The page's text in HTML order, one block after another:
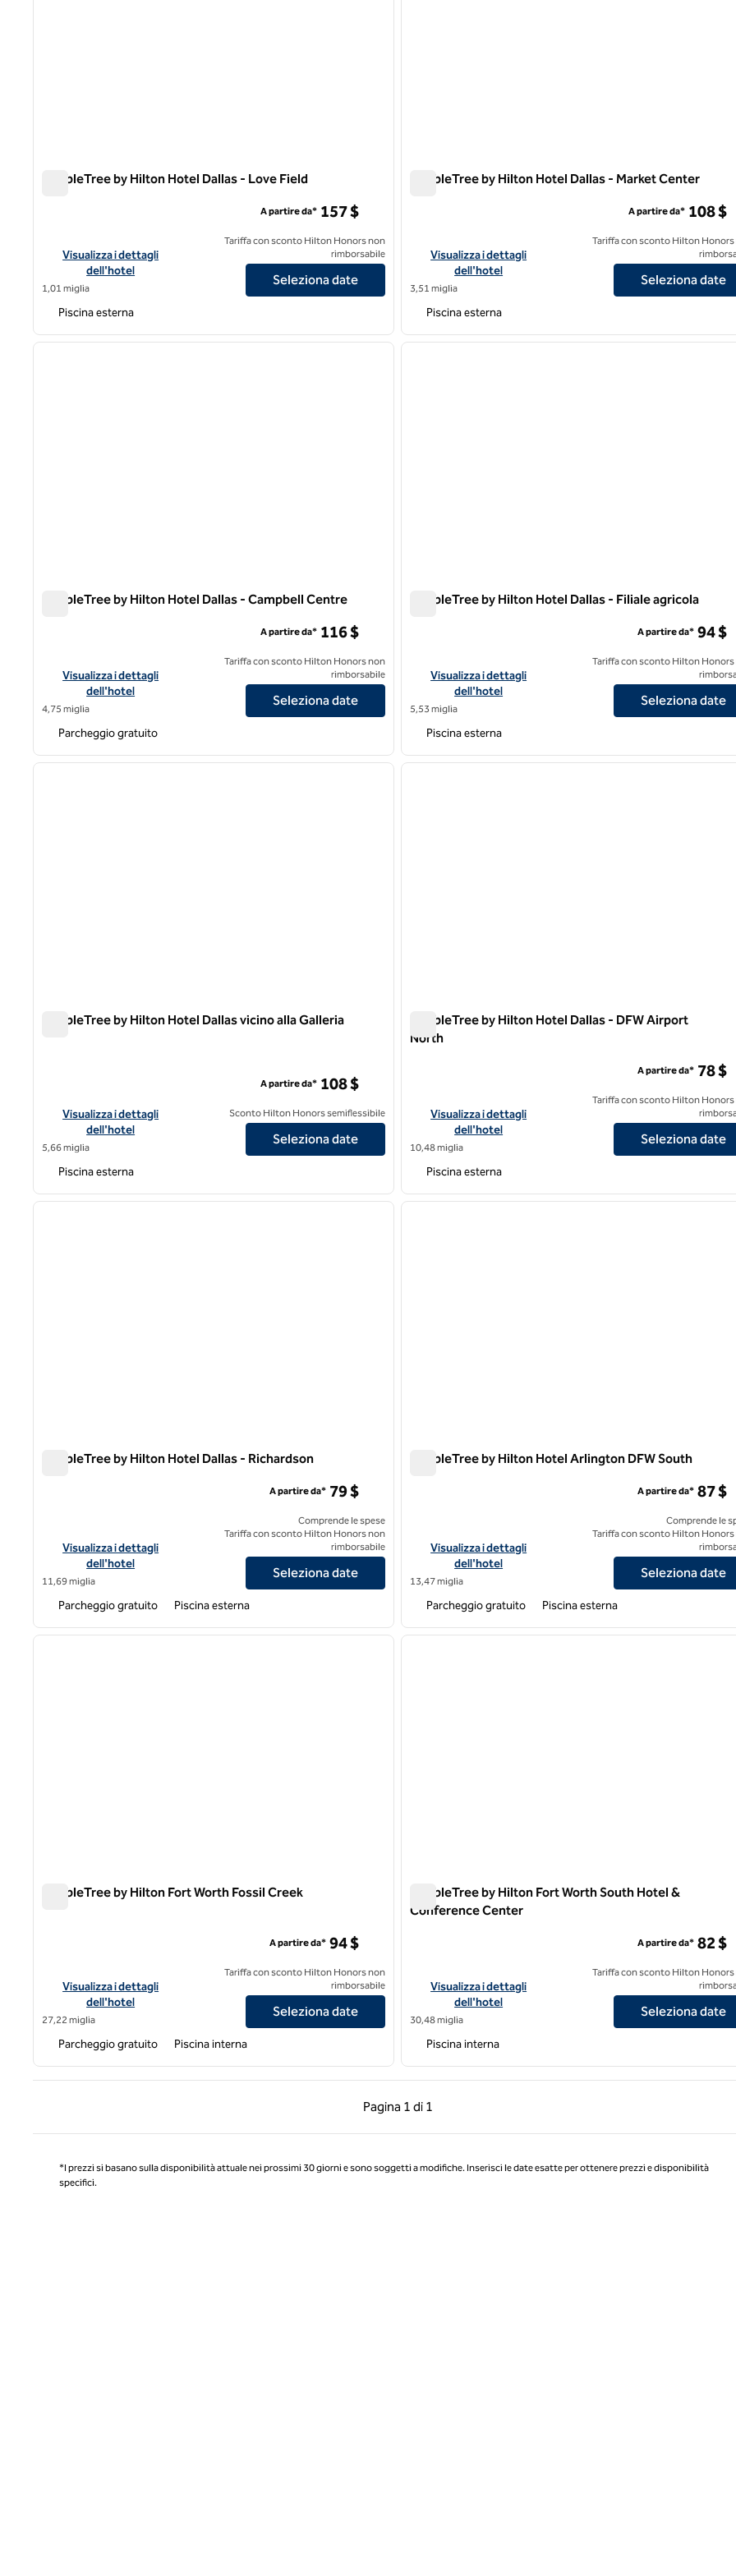
DoubleTree by Hilton Hotel Dallas - Love Field
Visualizza i dettagli dell'hotel DoubleTree by Hilton Hotel Dallas - Love Field
Visualizza i dettagli
dell'hotel
1,01 miglia
A partire da* 157 $
Tariffa con sconto Hilton Honors non
rimborsabile
Seleziona date
Piscina esterna
DoubleTree by Hilton Hotel Dallas - Market Center
Visualizza i dettagli dell'hotel DoubleTree by Hilton Hotel
Visualizza i dettagli
dell'hotel
3,51 miglia
A partire da* 108 $
Tariffa con sconto Hilton Honors
Seleziona date
Piscina esterna
1 di 12
immagine successiva
DoubleTree by Hilton Hotel Dallas - Campbell Centre
Visualizza i dettagli dell'hotel DoubleTree by Hilton Hotel Dallas - Campbell Centre
Visualizza i dettagli
dell'hotel
4,75 miglia
A partire da* 116 $
Tariffa con sconto Hilton Honors non
rimborsabile
Seleziona date
Parcheggio gratuito
1 di 12
DoubleTree by Hilton Hotel Dallas - Filiale agricola
Visualizza i dettagli dell'hotel DoubleTree by Hilton Hotel
Visualizza i dettagli
dell'hotel
5,53 miglia
A partire da* 94 $
Tariffa con sconto Hilton Honors
Seleziona date
Piscina esterna
1 di 11
immagine successiva
DoubleTree by Hilton Hotel Dallas vicino alla Galleria
Visualizza i dettagli dell'hotel DoubleTree by Hilton Hotel Dallas Near the Galleria
Visualizza i dettagli
dell'hotel
5,66 miglia
A partire da* 108 $
Sconto Hilton Honors semiflessibile
Seleziona date
Piscina esterna
1 di 12
DoubleTree by Hilton Hotel Dallas - DFW Airport
North
Visualizza i dettagli dell'hotel DoubleTree by Hilton Hotel
Visualizza i dettagli
dell'hotel
10,48 miglia
A partire da* 78 $
Tariffa con sconto Hilton Honors
Seleziona date
Piscina esterna
1 di 10
immagine successiva
DoubleTree by Hilton Hotel Dallas - Richardson
Visualizza i dettagli dell'hotel DoubleTree by Hilton Hotel Dallas - Richardson
Visualizza i dettagli
dell'hotel
11,69 miglia
A partire da* 79 $
Comprende le spese
Tariffa con sconto Hilton Honors non
rimborsabile
Seleziona date
Parcheggio gratuito Piscina esterna
1 di 12
DoubleTree by Hilton Hotel Arlington DFW South
Visualizza i dettagli dell'hotel DoubleTree by Hilton Hotel
Visualizza i dettagli
dell'hotel
13,47 miglia
A partire da* 87 $
Comprende le
Tariffa con sconto Hilton Honors
Seleziona date
Parcheggio gratuito Piscina esterna
1 di 9
immagine successiva
DoubleTree by Hilton Fort Worth Fossil Creek
Visualizza i dettagli dell'hotel DoubleTree by Hilton Fort Worth Fossil Creek
Visualizza i dettagli
dell'hotel
27,22 miglia
A partire da* 94 $
Tariffa con sconto Hilton Honors non
rimborsabile
Seleziona date
Parcheggio gratuito Piscina interna
1 di 12
DoubleTree by Hilton Fort Worth South Hotel &
Conference Center
Visualizza i dettagli dell'hotel DoubleTree by Hilton Fort
Visualizza i dettagli
dell'hotel
30,48 miglia
A partire da* 82 $
Tariffa con sconto Hilton Honors
Seleziona date
Piscina interna
Pagina 1 di 1
Pagina precedente, 1 di 1
Pagina 1 di 1
*I prezzi si basano sulla disponibilità attuale nei prossimi 30 giorni e sono soggetti a modifiche. Inserisci le date esatte per ottenere prezzi e disponibilità
specifici.